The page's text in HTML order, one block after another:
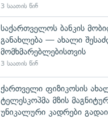
3 საათის წინ
საქართველოს ბანკის
განახლება — ახალი
მომხმარებლებისთვის
3 საათის წინ
ქართველი ფიზიკოსის
ტელესკოპმა მზის
უნიკალური კადრები